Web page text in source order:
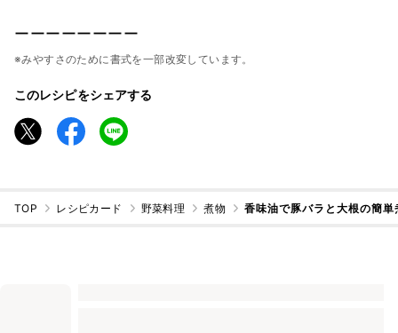
ーーーーーーーー
※みやすさのために書式を一部改変しています。
このレシピをシェアする
TOP レシピカード 野菜料理 煮物 香味油で豚バラと大根の簡単